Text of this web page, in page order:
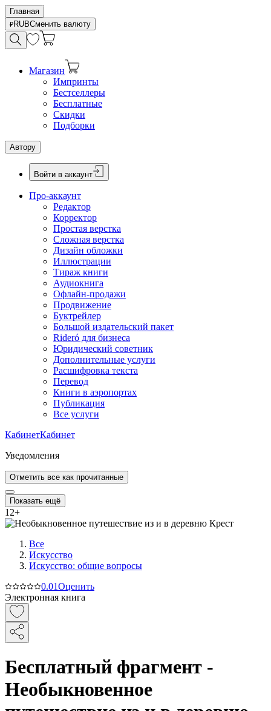
Главная
RUBСменить валюту
Магазин
Импринты
Бестселлеры
Бесплатные
Скидки
Подборки
Автору
Войти в аккаунт
Про-аккаунт
Редактор
Корректор
Простая верстка
Сложная верстка
Дизайн обложки
Иллюстрации
Тираж книги
Аудиокнига
Офлайн-продажи
Продвижение
Буктрейлер
Большой издательский пакет
Rideró для бизнеса
Юридический советник
Дополнительные услуги
Расшифровка текста
Перевод
Книги в аэропортах
Публикация
Все услуги
КабинетКабинет
Уведомления
Отметить все как прочитанные
Показать ещё
12+
Все
Искусство
Искусство: общие вопросы
0.01Оценить
Электронная книга
Бесплатный фрагмент -
Необыкновенное